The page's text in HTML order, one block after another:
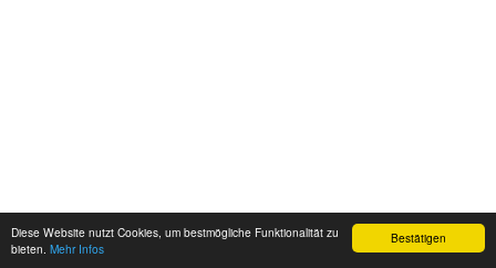
Bestätigen
Diese Website nutzt Cookies, um bestmögliche Funktionalität zu
bieten. Mehr Infos